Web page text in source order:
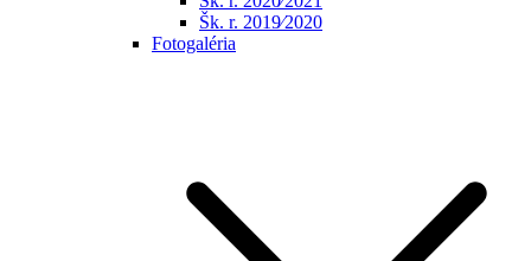
Šk. r. 2019⁄2020
Fotogaléria